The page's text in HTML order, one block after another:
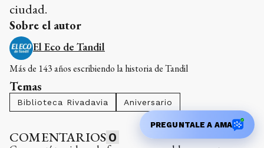
ciudad.
Sobre el autor
El Eco de Tandil
Más de 143 años escribiendo la historia de Tandil
Temas
Biblioteca Rivadavia Aniversario
COMENTARIOS 0
PREGUNTALE A AMA